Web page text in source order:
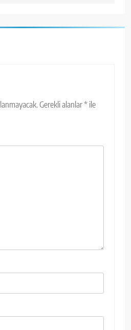
Gerekli alanlar* ile